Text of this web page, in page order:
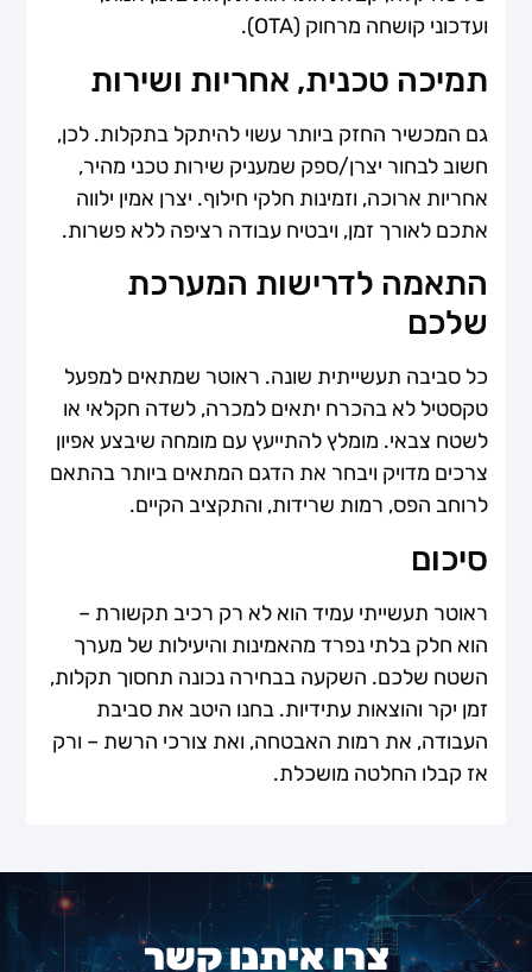
ועדכוני קושחה מרחוק (OTA).
תמיכה טכנית, אחריות ושירות
גם המכשיר החזק ביותר עשוי להיתקל בתקלות. לכן,
חשוב לבחור יצרן/ספק שמעניק שירות טכני מהיר,
אחריות ארוכה, וזמינות חלקי חילוף. יצרן אמין ילווה
אתכם לאורך זמן, ויבטיח עבודה רציפה ללא פשרות.
התאמה לדרישות המערכת
שלכם
כל סביבה תעשייתית שונה. ראוטר שמתאים למפעל
טקסטיל לא בהכרח יתאים למכרה, לשדה חקלאי או
לשטח צבאי. מומלץ להתייעץ עם מומחה שיבצע אפיון
צרכים מדויק ויבחר את הדגם המתאים ביותר בהתאם
לרוחב הפס, רמות שרידות, והתקציב הקיים.
סיכום
ראוטר תעשייתי עמיד הוא לא רק רכיב תקשורת –
הוא חלק בלתי נפרד מהאמינות והיעילות של מערך
השטח שלכם. השקעה בבחירה נכונה תחסוך תקלות,
זמן יקר והוצאות עתידיות. בחנו היטב את סביבת
העבודה, את רמות האבטחה, ואת צורכי הרשת – ורק
אז קבלו החלטה מושכלת.
צרו איתנו קשר